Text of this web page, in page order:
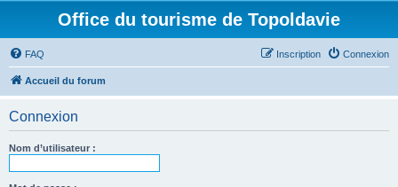
Office du tourisme de Topoldavie
FAQ Connexion
Inscription
Accueil du forum
Connexion
Nom d’utilisateur :